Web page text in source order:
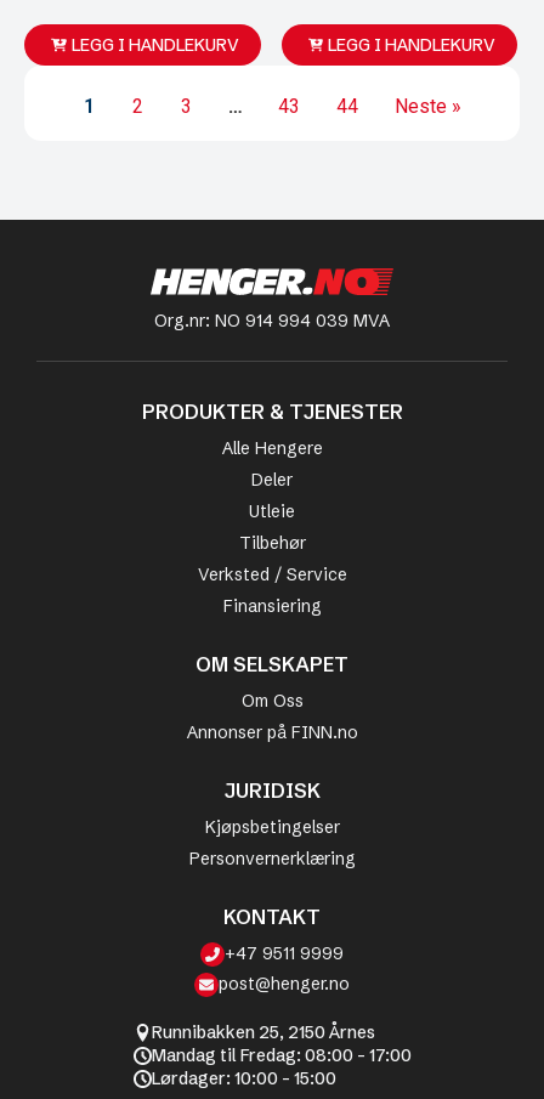
LEGG I HANDLEKURV LEGG I HANDLEKURV
1 2 3 … 43 44 Neste »
Org.nr: NO 914 994 039 MVA
PRODUKTER & TJENESTER
Alle Hengere
Deler
Utleie
Tilbehør
Verksted / Service
Finansiering
OM SELSKAPET
Om Oss
Annonser på FINN.no
JURIDISK
Kjøpsbetingelser
Personvernerklæring
KONTAKT
+47 9511 9999
post@henger.no
Runnibakken 25, 2150 Årnes
Mandag til Fredag: 08:00 - 17:00
Lørdager: 10:00 - 15:00